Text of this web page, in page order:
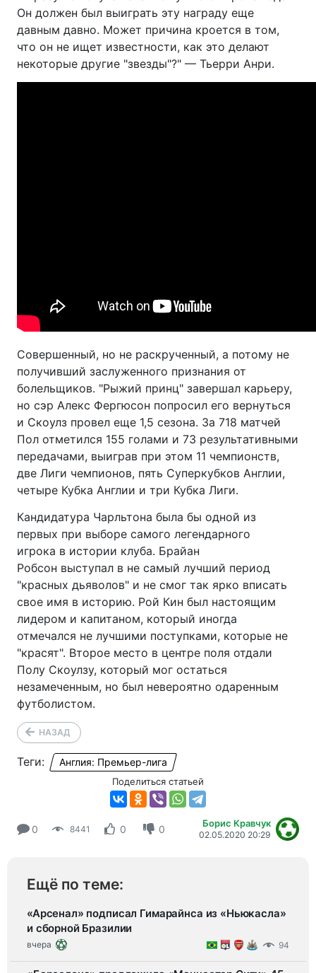
Он должен был выиграть эту награду еще
давным давно. Может причина кроется в том,
что он не ищет известности, как это делают
некоторые другие "звезды"?" — Тьерри Анри.
Совершенный, но не раскрученный, а потому не
получивший заслуженного признания от
болельщиков. "Рыжий принц" завершал карьеру,
но сэр Алекс Фергюсон попросил его вернуться
и Скоулз провел еще 1,5 сезона. За 718 матчей
Пол отметился 155 голами и 73 результативными
передачами, выиграв при этом 11 чемпионств,
две Лиги чемпионов, пять Суперкубков Англии,
четыре Кубка Англии и три Кубка Лиги.
Кандидатура Чарльтона была бы одной из
первых при выборе самого легендарного
игрока в истории клуба. Брайан
Робсон выступал в не самый лучший период
"красных дьяволов" и не смог так ярко вписать
свое имя в историю. Рой Кин был настоящим
лидером и капитаном, который иногда
отмечался не лучшими поступками, которые не
"красят". Второе место в центре поля отдали
Полу Скоулзу, который мог остаться
незамеченным, но был невероятно одаренным
футболистом.
НАЗАД
Теги: Англия: Премьер-лига
Поделиться статьей
0 8441 0 0 Борис Кравчук
02.05.2020 20:29
Ещё по теме:
«Арсенал» подписал Гимарайнса из «Ньюкасла»
и сборной Бразилии
вчера 94